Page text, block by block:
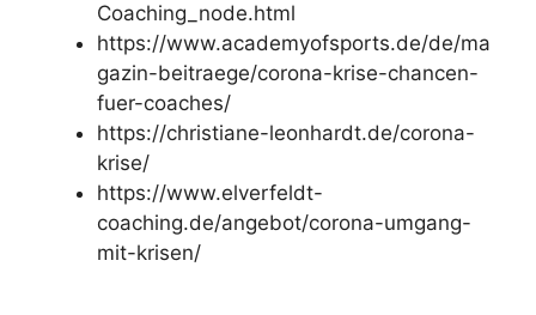
Coaching_node.html
https://www.academyofsports.de/de/ma
gazin-beitraege/corona-krise-chancen-
fuer-coaches/
https://christiane-leonhardt.de/corona-
krise/
https://www.elverfeldt-
coaching.de/angebot/corona-umgang-
mit-krisen/